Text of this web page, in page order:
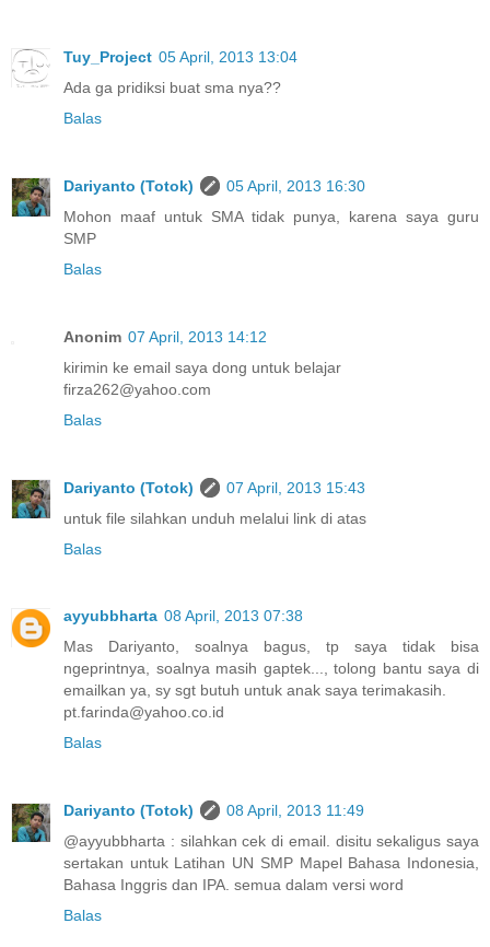
Tuy_Project 05 April, 2013 13:04
Ada ga pridiksi buat sma nya??
Balas
Dariyanto (Totok)
05 April, 2013 16:30
Mohon maaf untuk SMA tidak punya, karena saya guru
SMP
Balas
Anonim 07 April, 2013 14:12
kirimin ke email saya dong untuk belajar
firza262@yahoo.com
Balas
Dariyanto (Totok)
07 April, 2013 15:43
untuk file silahkan unduh melalui link di atas
Balas
ayyubbharta 08 April, 2013 07:38
Mas Dariyanto, soalnya bagus, tp saya tidak bisa
ngeprintnya, soalnya masih gaptek..., tolong bantu saya di
emailkan ya, sy sgt butuh untuk anak saya terimakasih.
pt.farinda@yahoo.co.id
Balas
Dariyanto (Totok)
08 April, 2013 11:49
@ayyubbharta : silahkan cek di email. disitu sekaligus saya
sertakan untuk Latihan UN SMP Mapel Bahasa Indonesia,
Bahasa Inggris dan IPA. semua dalam versi word
Balas